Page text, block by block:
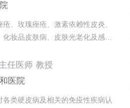
疮、玫瑰痤疮、激素依赖性皮炎、
化妆品皮肤病、皮肤光老化及感染
主任医师 教授
医院
各类硬皮病及相关的免疫性疾病认